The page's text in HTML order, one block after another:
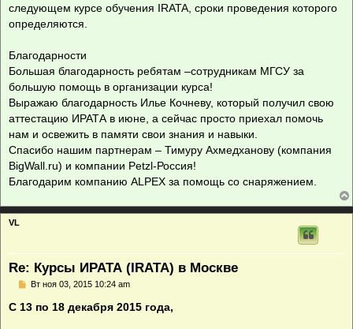
следующем курсе обучения IRATA, сроки проведения которого
определяются.
Благодарности
Большая благодарность ребятам –сотрудникам МГСУ за
большую помощь в организации курса!
Выражаю благодарность Илье Кочневу, который получил свою
аттестацию ИРАТА в июне, а сейчас просто приехал помочь
нам и освежить в памяти свои знания и навыки.
Спасибо нашим партнерам – Тимуру Ахмедханову (компания
BigWall.ru) и компании Petzl-Россия!
Благодарим компанию ALPEX за помощь со снаряжением.
VL
Re: Курсы ИРАТА (IRATA) в Москве
С
о
б
Вт ноя 03, 2015 10:24 am
С 13 по 18 декабря 2015 года,